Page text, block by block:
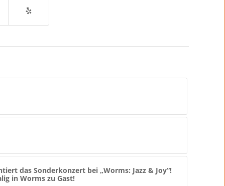
das Sonderkonzert bei „Worms: Jazz & Joy“!
in Worms zu Gast!